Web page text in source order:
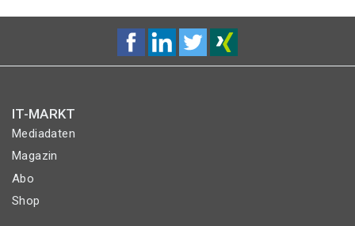
IT-MARKT
Mediadaten
Magazin
Abo
Shop